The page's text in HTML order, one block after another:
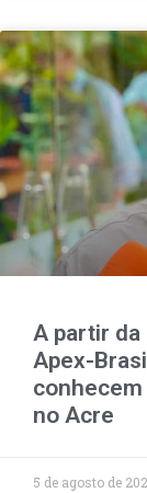
A partir
Apex-
no Acre
5 de agosto de